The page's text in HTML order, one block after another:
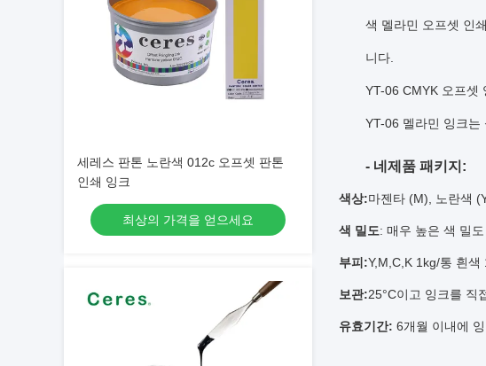
세레스 판톤 노란색 012c 오프셋 판톤
인쇄 잉크
최상의 가격을 얻으세요
색 멜라민 오프셋 인
니다.
YT-06 CMYK 오프셋
YT-06 멜라민 잉크는
- 네 제품 패키지:
색상:마젠타 (M), 노란색
색 밀도: 매우 높은 색 밀도
부피:Y,M,C,K 1kg/통 흰색
보관:25°C이고 잉크를 직
유효기간: 6개월 이내에